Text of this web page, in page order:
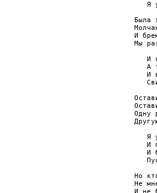
Я
Была
И
Мы
И
А
И
Одну
Я
И
И
Но
Не